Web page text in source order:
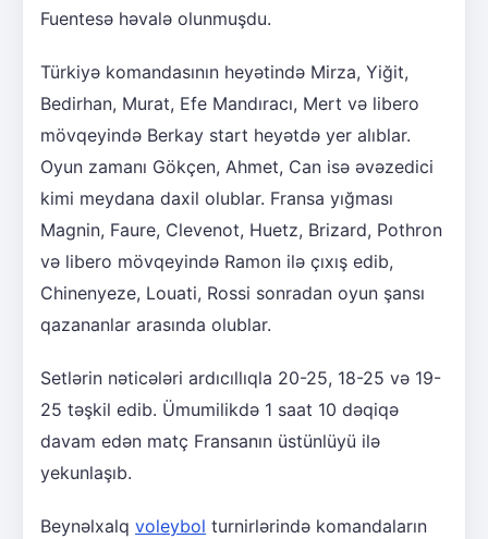
Fuentesə həvalə olunmuşdu.
Türkiyə komandasının heyətində Mirza, Yiğit,
Bedirhan, Murat, Efe Mandıracı, Mert və libero
mövqeyində Berkay start heyətdə yer alıblar.
Oyun zamanı Gökçen, Ahmet, Can isə əvəzedici
kimi meydana daxil olublar. Fransa yığması
Magnin, Faure, Clevenot, Huetz, Brizard, Pothron
və libero mövqeyində Ramon ilə çıxış edib,
Chinenyeze, Louati, Rossi sonradan oyun şansı
qazananlar arasında olublar.
Setlərin nəticələri ardıcıllıqla 20-25, 18-25 və 19-
25 təşkil edib. Ümumilikdə 1 saat 10 dəqiqə
davam edən matç Fransanın üstünlüyü ilə
yekunlaşıb.
Beynəlxalq voleybol turnirlərində komandaların